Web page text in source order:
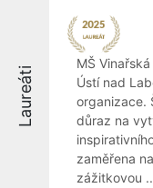
Laureáti
MŠ
Ústí nad
organizace.
důraz na
zaměřena
zážitkovou